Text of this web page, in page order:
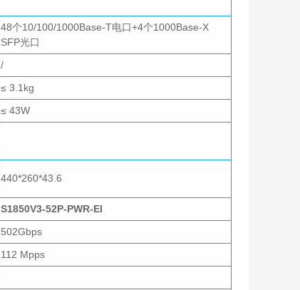
48个10/100/1000Base-T电口+4个1000Base-X
SFP光口
/
≤ 3.1kg
≤ 43W
440*260*43.6
S1850V3-52P-PWR-EI
502Gbps
112 Mpps